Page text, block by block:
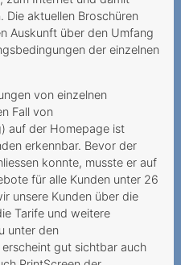
Die aktuellen Broschüren
Auskunft über den Umfang
der einzelnen
von einzelnen
Fall von
auf der Homepage ist
erkennbar. Bevor der
konnte, musste er auf
für alle Kunden unter 26
unsere Kunden über die
Tarife und weitere
unter den
gut sichtbar auch
Gratis-
muss auf
reagieren
infolge
Rechnungsadresse
Replay-Option